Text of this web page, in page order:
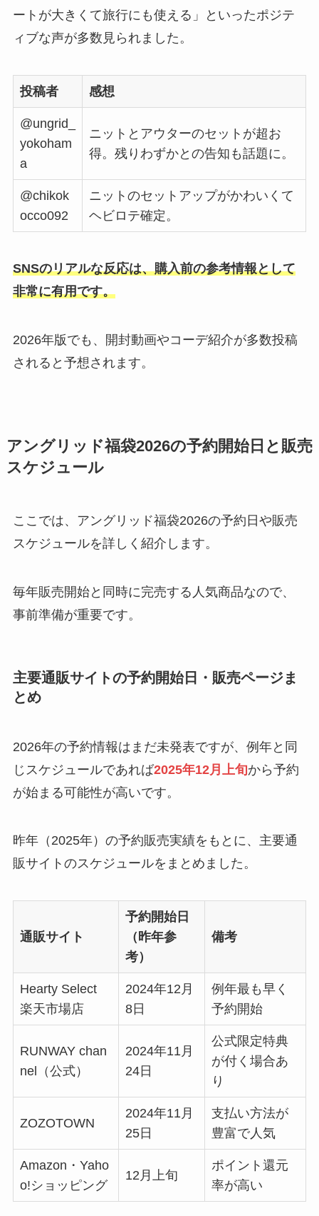
ートが大きくて旅行にも使える」といったポジテ
ィブな声が多数見られました。
投稿者 感想
@ungrid_
yokoham
a
ニットとアウターのセットが超お
得。残りわずかとの告知も話題に。
@chikok
occo092
ニットのセットアップがかわいくて
ヘビロテ確定。
SNSのリアルな反応は、購入前の参考情報として
非常に有用です。
2026年版でも、開封動画やコーデ紹介が多数投稿
されると予想されます。
アングリッド福袋2026の予約開始日と販売
スケジュール
ここでは、アングリッド福袋2026の予約日や販売
スケジュールを詳しく紹介します。
毎年販売開始と同時に完売する人気商品なので、
事前準備が重要です。
主要通販サイトの予約開始日・販売ページま
とめ
2026年の予約情報はまだ未発表ですが、例年と同
じスケジュールであれば2025年12月上旬から予約
が始まる可能性が高いです。
昨年（2025年）の予約販売実績をもとに、主要通
販サイトのスケジュールをまとめました。
通販サイト
予約開始日
（昨年参
考）
備考
Hearty Select
楽天市場店
2024年12月
8日
例年最も早く
予約開始
RUNWAY chan
nel（公式）
2024年11月
24日
公式限定特典
が付く場合あ
り
ZOZOTOWN
2024年11月
25日
支払い方法が
豊富で人気
Amazon・Yaho
o!ショッピング
12月上旬
ポイント還元
率が高い